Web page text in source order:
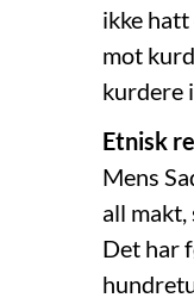
ikke
mot
kurdere
Etnisk
Mens
all
Det har